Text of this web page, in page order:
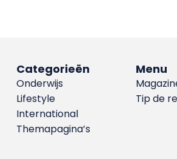
Menu
Tip de
Categorieën
Onderwijs
Lifestyle
International
Themapagina’s